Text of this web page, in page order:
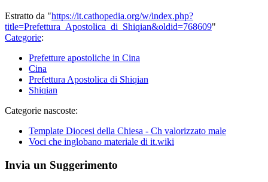
Estratto da "https://it.cathopedia.org/w/index.php?
title=Prefettura_Apostolica_di_Shiqian&oldid=768609"
Categorie:
Prefetture apostoliche in Cina
Cina
Prefettura Apostolica di Shiqian
Shiqian
Categorie nascoste:
Template Diocesi della Chiesa - Ch valorizzato male
Voci che inglobano materiale di it.wiki
Invia un Suggerimento